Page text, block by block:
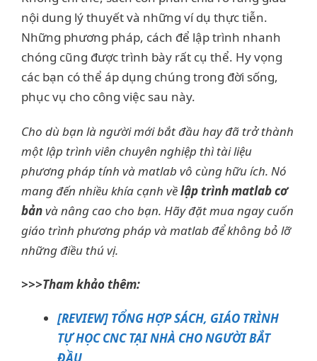
nội dung lý thuyết và những ví dụ thực tiễn.
Những phương pháp, cách để lập trình nhanh
chóng cũng được trình bày rất cụ thể. Hy vọng
các bạn có thể áp dụng chúng trong đời sống,
phục vụ cho công việc sau này.
Cho dù bạn là người mới bắt đầu hay đã trở thành
một lập trình viên chuyên nghiệp thì tài liệu
phương pháp tính và matlab vô cùng hữu ích. Nó
mang đến nhiều khía cạnh vềlập trình matlab cơ
bảnvà nâng cao cho bạn. Hãy đặt mua ngay cuốn
giáo trình phương pháp và matlab để không bỏ lỡ
những điều thú vị.
>>>Tham khảo thêm:
[REVIEW] TỔNG HỢP SÁCH, GIÁO TRÌNH
TỰ HỌC CNC TẠI NHÀ CHO NGƯỜI BẮT